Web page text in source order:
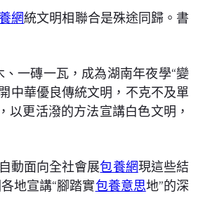
網統文明相聯合是殊途同歸。書
、一磚一瓦，成為湖南年夜學“變
中華優良傳統文明，不克不及單
更活潑的方法宣講白色文明，
動面向全社會展包養網現這些結
地宣講“腳踏實包養意思地”的深